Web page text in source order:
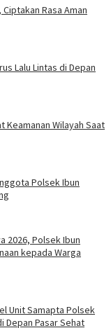
Rasa Aman
Lalu Lintas di Depan
Keamanan Wilayah Saat
Polsek Ibun
2026, Polsek Ibun
kepada Warga
Unit Samapta Polsek
Depan Pasar Sehat